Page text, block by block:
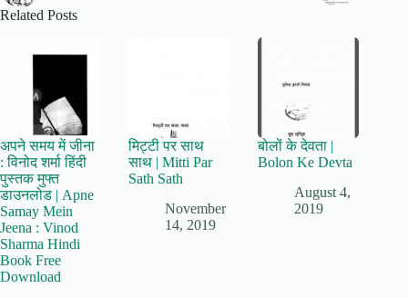
Related Posts
अपने समय में जीना
: विनोद शर्मा हिंदी
पुस्तक मुफ्त
डाउनलोड | Apne
Samay Mein
Jeena : Vinod
Sharma Hindi
Book Free
Download
मिट्टी पर साथ
साथ | Mitti Par
Sath Sath
November
14, 2019
बोलों के देवता |
Bolon Ke Devta
August 4,
2019